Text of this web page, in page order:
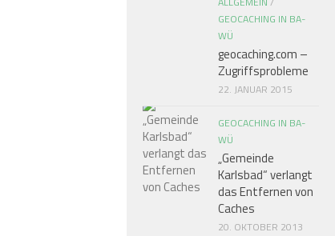
GEOCACHING IN BA-
WÜ
geocaching.com –
Zugriffsprobleme
22. JANUAR 2015
GEOCACHING IN BA-
WÜ
„Gemeinde
Karlsbad“ verlangt
das Entfernen von
Caches
20. OKTOBER 2013